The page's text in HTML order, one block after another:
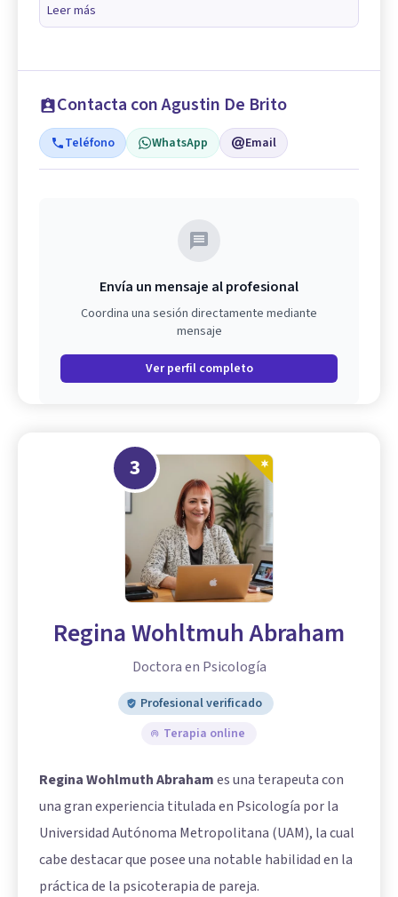
Leer más
Contacta con Agustin De Brito
Teléfono WhatsApp Email
Envía un mensaje al profesional
Coordina una sesión directamente mediante
mensaje
Ver perfil completo
3
Regina Wohltmuh Abraham
Doctora en Psicología
Profesional verificado
Terapia online
Regina Wohlmuth Abrahames una terapeuta con
una gran experiencia titulada en Psicología por la
Universidad Autónoma Metropolitana (UAM), la cual
cabe destacar que posee una notable habilidad en la
práctica de la psicoterapia de pareja.